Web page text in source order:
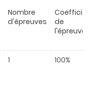
Nombre
d'épreuves
de
l'épreuve
1 100%